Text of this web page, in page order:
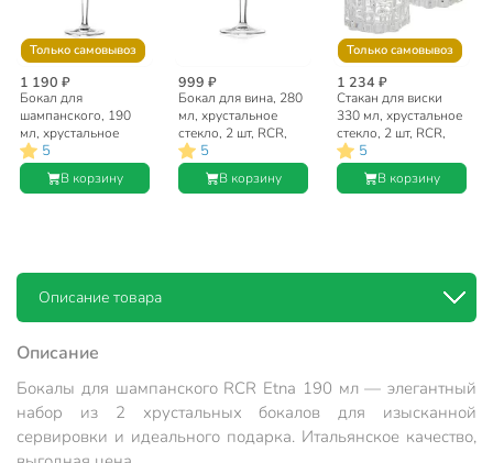
Только самовывоз
1 190 ₽
Бокал для
шампанского, 190
мл, хрустальное
стекло, 2 шт, RCR,
Etna, 67266
5
В корзину
999 ₽
Бокал для вина, 280
мл, хрустальное
стекло, 2 шт, RCR,
Etna, 67268
5
В корзину
Только самовывоз
1 234 ₽
Стакан для виски
330 мл, хрустальное
стекло, 2 шт, RCR,
Etna, 67265
5
В корзину
Описание товара
Описание
Бокалы для шампанского RCR Etna 190 мл — элегантный
набор из 2 хрустальных бокалов для изысканной
сервировки и идеального подарка. Итальянское качество,